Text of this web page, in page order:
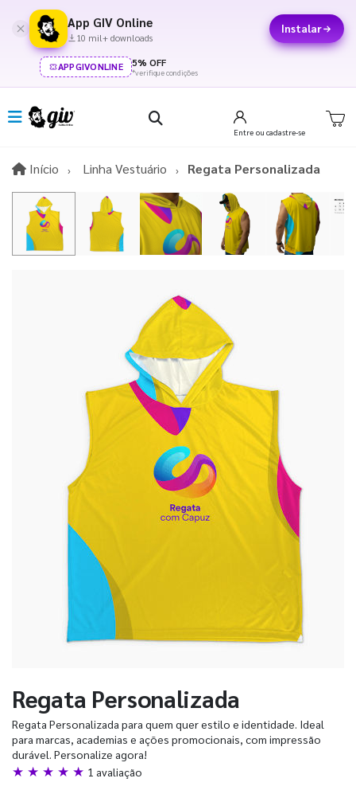
App GIV Online
10 mil+ downloads
Instalar
APPGIVONLINE 5% OFF
*verifique condições
Entre ou cadastre-se
Início InícioLinha Vestuário Regata Personalizada
Regata Personalizada
Regata Personalizada para quem quer estilo e identidade. Ideal
para marcas, academias e ações promocionais, com impressão
durável. Personalize agora!
★ ★ ★ ★ ★ 1 avaliação